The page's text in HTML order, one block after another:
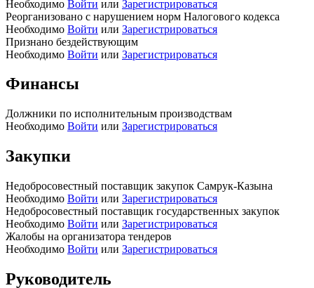
Необходимо Войти или Зарегистрироваться
Реорганизовано с нарушением норм Налогового кодекса
Необходимо Войти или Зарегистрироваться
Признано бездействующим
Необходимо Войти или Зарегистрироваться
Финансы
Должники по исполнительным производствам
Необходимо Войти или Зарегистрироваться
Закупки
Недобросовестный поставщик закупок Самрук-Казына
Необходимо Войти или Зарегистрироваться
Недобросовестный поставщик государственных закупок
Необходимо Войти или Зарегистрироваться
Жалобы на организатора тендеров
Необходимо Войти или Зарегистрироваться
Руководитель